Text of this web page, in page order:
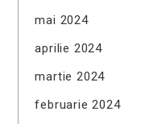
mai 2024
aprilie 2024
martie 2024
februarie 2024